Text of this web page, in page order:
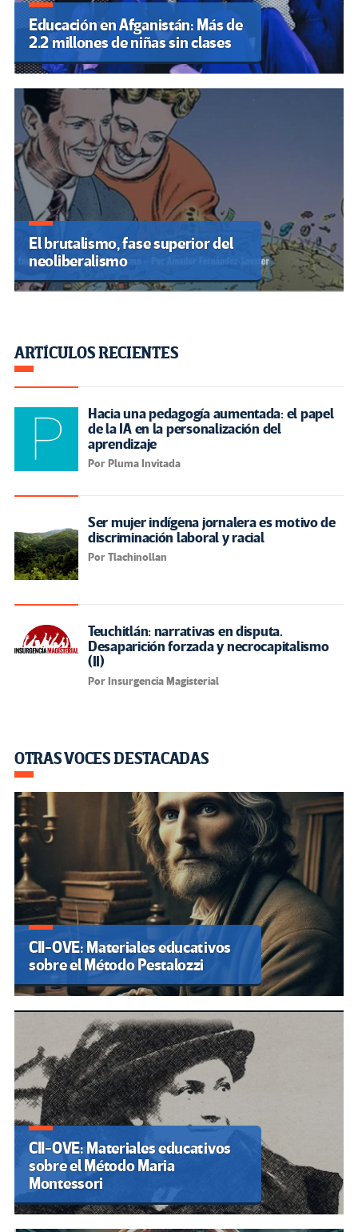
Educación en Afganistán: Más de
2.2 millones de niñas sin clases
El brutalismo, fase superior del
neoliberalismo
ARTÍCULOS RECIENTES
Hacia una pedagogía aumentada: el papel
de la IA en la personalización del
aprendizaje
Por Pluma Invitada
Ser mujer indígena jornalera es motivo de
discriminación laboral y racial
Por Tlachinollan
Teuchitlán: narrativas en disputa.
Desaparición forzada y necrocapitalismo
(II)
Por Insurgencia Magisterial
OTRAS VOCES DESTACADAS
CII-OVE: Materiales educativos
sobre el Método Pestalozzi
CII-OVE: Materiales educativos
sobre el Método Maria
Montessori